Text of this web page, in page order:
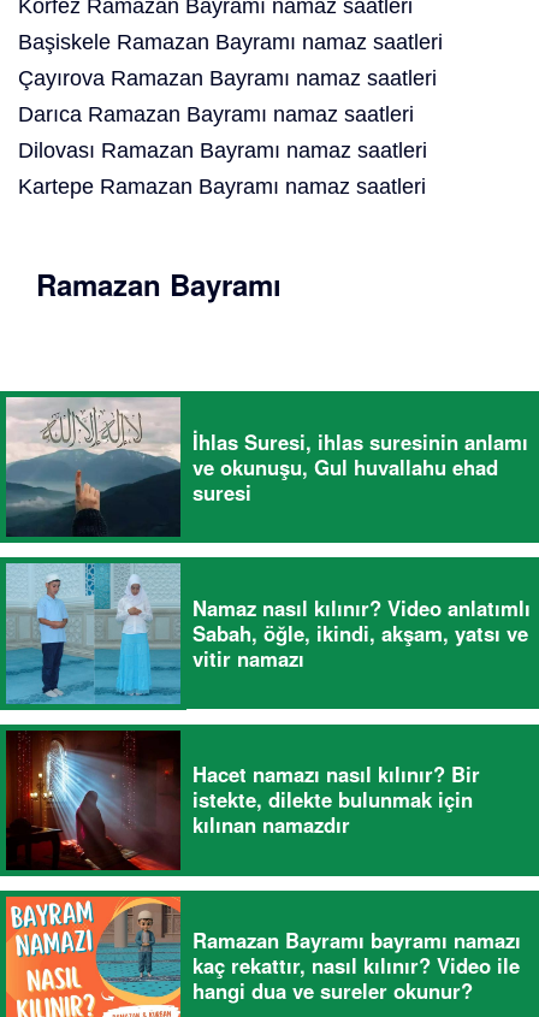
Körfez Ramazan Bayramı namaz saatleri
Başiskele Ramazan Bayramı namaz saatleri
Çayırova Ramazan Bayramı namaz saatleri
Darıca Ramazan Bayramı namaz saatleri
Dilovası Ramazan Bayramı namaz saatleri
Kartepe Ramazan Bayramı namaz saatleri
Ramazan Bayramı
İhlas Suresi, ihlas suresinin anlamı
ve okunuşu, Gul huvallahu ehad
suresi
Namaz nasıl kılınır? Video anlatımlı
Sabah, öğle, ikindi, akşam, yatsı ve
vitir namazı
Hacet namazı nasıl kılınır? Bir
istekte, dilekte bulunmak için
kılınan namazdır
Ramazan Bayramı bayramı namazı
kaç rekattır, nasıl kılınır? Video ile
hangi dua ve sureler okunur?